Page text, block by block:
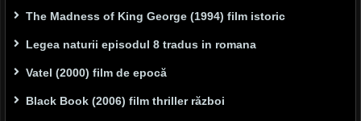
The Madness of King George (1994) film istoric
Legea naturii episodul 8 tradus in romana
Vatel (2000) film de epocă
Black Book (2006) film thriller război